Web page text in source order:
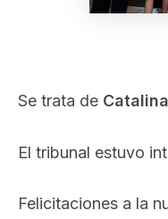
Se trata de
El tribunal estuvo
Felicitaciones a la